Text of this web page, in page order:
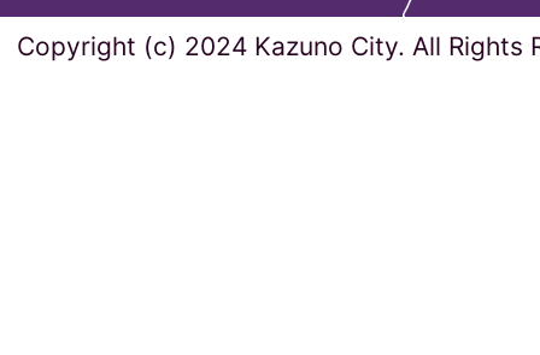
Copyright (c) 2024 Kazuno City. All Rights